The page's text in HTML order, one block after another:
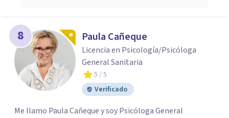
8 Paula Cañeque
Licencia en Psicología/Psicóloga
General Sanitaria
5 / 5
Verificado
Me llamo Paula Cañeque y soy Psicóloga General